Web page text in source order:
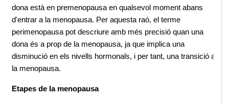
dona està en premenopausa en qualsevol moment abans
d'entrar a la menopausa. Per aquesta raó, el terme
perimenopausa pot descriure amb més precisió quan una
dona és a prop de la menopausa, ja que implica una
disminució en els nivells hormonals, i per tant, una transició a
la menopausa.
Etapes de la menopausa